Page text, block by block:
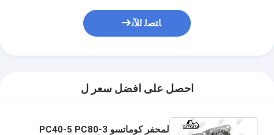
ﺎﺘﺼﻟ ﺍﻶﻧ
احصل على افضل سعر ل
لمحفر كوماتسو PC40-5 PC80-3